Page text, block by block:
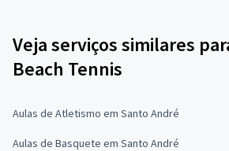
Veja serviços similares
Beach Tennis
Aulas de Atletismo em Santo André
Aulas de Basquete em Santo André